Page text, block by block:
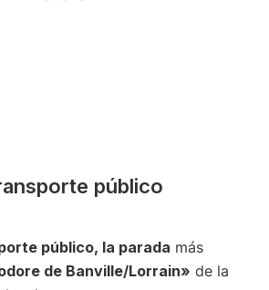
público
público, la parada más
de Banville/Lorrain» de la